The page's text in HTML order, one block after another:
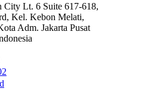
City Lt. 6 Suite 617-618,
Kel. Kebon Melati,
Adm. Jakarta Pusat